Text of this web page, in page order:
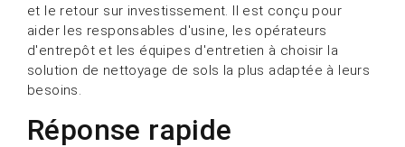
et le retour sur investissement. Il est conçu pour
aider les responsables d'usine, les opérateurs
d'entrepôt et les équipes d'entretien à choisir la
solution de nettoyage de sols la plus adaptée à leurs
besoins.
Réponse rapide